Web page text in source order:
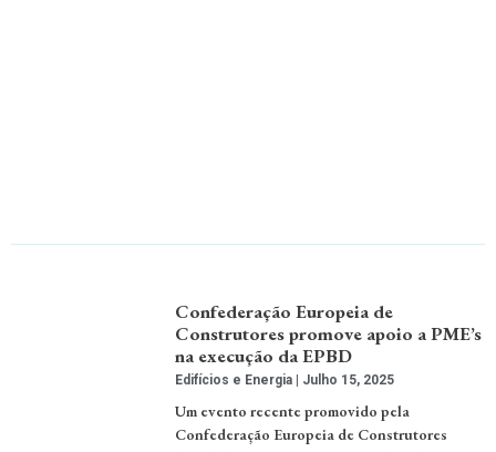
Confederação Europeia de
Construtores promove apoio a PME’s
na execução da EPBD
Edifícios e Energia Julho 15, 2025
Um evento recente promovido pela
Confederação Europeia de Construtores